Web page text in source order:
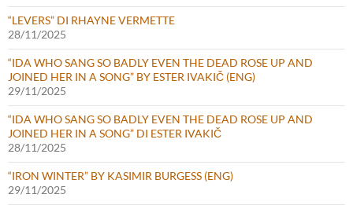
“LEVERS” DI RHAYNE VERMETTE
28/11/2025
“IDA WHO SANG SO BADLY EVEN THE DEAD ROSE UP AND
JOINED HER IN A SONG” BY ESTER IVAKIČ (ENG)
29/11/2025
“IDA WHO SANG SO BADLY EVEN THE DEAD ROSE UP AND
JOINED HER IN A SONG” DI ESTER IVAKIČ
28/11/2025
“IRON WINTER” BY KASIMIR BURGESS (ENG)
29/11/2025